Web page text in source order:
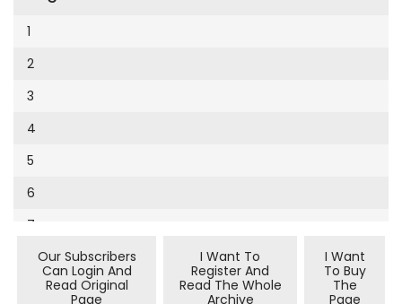
Cumhuriyet Sağlıklı Beslenme
Cumhuriyet Sokak
Cumhuriyet Spor
Cumhuriyet Strateji
Cumhuriyet Tarım
Cumhuriyet Yılbaşı
Çerçeve Eki
Dergi Eki
Ekonomi Eki
1994
9
10
11
12
13
14
15
16
1
2
3
4
5
6
7
Our Subscribers
Can Login And
Read Original
Page
I Want To
Register And
Read The Whole
Archive
I Want
To Buy
The
Page